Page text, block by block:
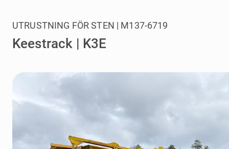
Keestrack | K3E
UTRUSTNING FÖR STEN | M137-6719